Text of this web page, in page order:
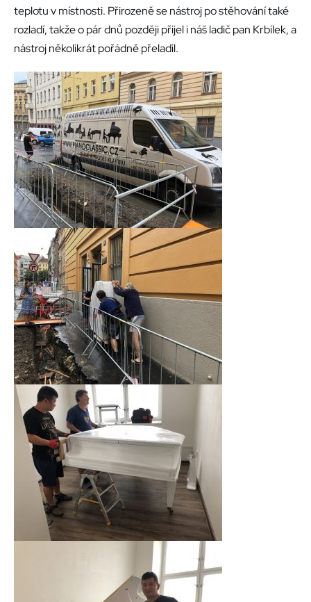
teplotu v místnosti. Přirozeně se nástroj po stěhování také
rozladí, takže o pár dnů později přijel i náš ladič pan Krbílek, a
nástroj několikrát pořádně přeladil.